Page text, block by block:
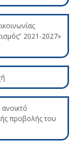
2021-2027»
προβολής του